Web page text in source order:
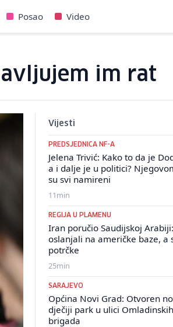
Posao Video
im rat
Vijesti
PREDSJEDNICA NF-A
Jelena Trivić: Kako to da je
a i dalje je u politici?
su svi namireni
11min
REGIJA U PLAMENU
Iran poručio Saudijskoj
oslanjali na američke baze, a
potrčke
25min
SARAJEVO
Općina Novi Grad: Otvoren
dječiji park u ulici
brigada